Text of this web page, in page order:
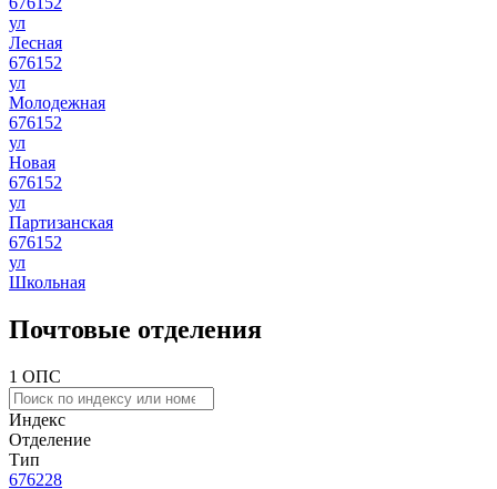
ул
Лесная
676152
ул
Молодежная
676152
ул
Новая
676152
ул
Партизанская
676152
ул
Школьная
Почтовые отделения
1 ОПС
Индекс
Отделение
Тип
676228